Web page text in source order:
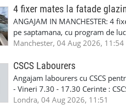
standard ✔ Confidențialitate
790 689 Email:
www.fcos.co.uk 👉
Tariful se discuta direct, in
discutie este simpla: cine esti,
Prioritate au oamenii din
carora li se termina proiectul
oferta pe care sa o folositi la
WhatsApp: +44 7467 838 881
numele, experienta si data la
https://forms.gle/
T&D GLAZING AND
4 fixer mates la fatade
ANGAJAM IN MANCHESTER:
pe saptamana, cu program de
in perioada urmatoare. Cerinte:
Tariful se discuta direct, in
discutie este simpla: cine esti,
Prioritate au oamenii din
carora li se termina proiectul
Manchester, 04 Aug 2026, 11:54
CSCS Labourers
Angajam labourers cu CSCS
- Vineri 7.30 - 17.30 Cerinte :
Londra, 04 Aug 2026, 11:51